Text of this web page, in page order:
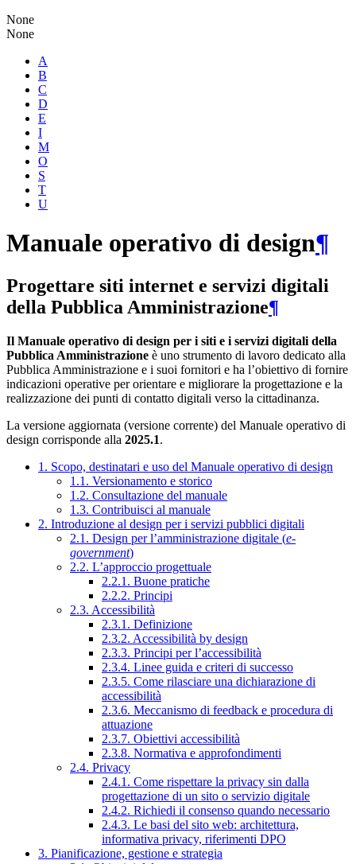
None
None
A
B
C
D
E
I
M
O
S
T
U
Manuale operativo di design¶
Progettare siti internet e servizi digitali
della Pubblica Amministrazione¶
Il Manuale operativo di design per i siti e i servizi digitali della
Pubblica Amministrazione è uno strumento di lavoro dedicato alla
Pubblica Amministrazione e i suoi fornitori e ha l’obiettivo di fornire
indicazioni operative per orientare e migliorare la progettazione e la
realizzazione dei punti di contatto digitali verso la cittadinanza.
La versione aggiornata (versione corrente) del Manuale operativo di
design corrisponde alla 2025.1.
1. Scopo, destinatari e uso del Manuale operativo di design
1.1. Versionamento e storico
1.2. Consultazione del manuale
1.3. Contribuisci al manuale
2. Introduzione al design per i servizi pubblici digitali
2.1. Design per l’amministrazione digitale (e-
government)
2.2. L’approccio progettuale
2.2.1. Buone pratiche
2.2.2. Principi
2.3. Accessibilità
2.3.1. Definizione
2.3.2. Accessibilità by design
2.3.3. Principi per l’accessibilità
2.3.4. Linee guida e criteri di successo
2.3.5. Come rilasciare una dichiarazione di
accessibilità
2.3.6. Meccanismo di feedback e procedura di
attuazione
2.3.7. Obiettivi accessibilità
2.3.8. Normativa e approfondimenti
2.4. Privacy
2.4.1. Come rispettare la privacy sin dalla
progettazione di un sito o servizio digitale
2.4.2. Richiedi il consenso quando necessario
2.4.3. Le basi del sito web: architettura,
informativa privacy, riferimenti DPO
3. Pianificazione, gestione e strategia